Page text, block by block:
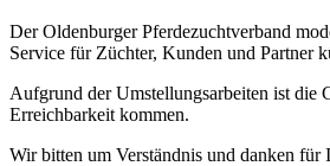
Der Oldenburger Pferdezuchtverband
Service für Züchter, Kunden und Partner
Aufgrund der Umstellungsarbeiten ist die
Erreichbarkeit kommen.
Wir bitten um Verständnis und danken